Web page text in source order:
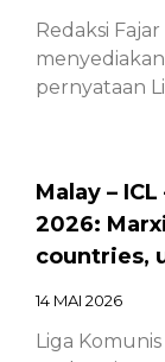
Redaksi
pernyataan
Malay –
2026:
countries,
14 MAI 2026
Liga